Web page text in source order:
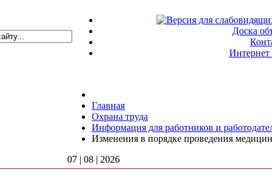
Доска
Интернет
Главная
Охрана труда
Информация для работников и
Изменения в порядке проведения
07 | 08 | 2026